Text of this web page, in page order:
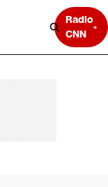
Radio
CNN